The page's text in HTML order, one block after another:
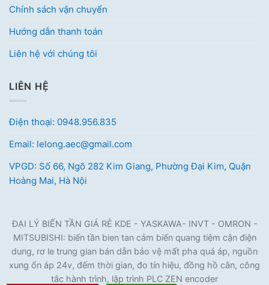
Chính sách vận chuyển
Hướng dẫn thanh toán
Liên hệ với chúng tôi
LIÊN HỆ
Điện thoại: 0948.956.835
Email: lelong.aec@gmail.com
VPGD: Số 66, Ngõ 282 Kim Giang, Phường Đại Kim, Quận
Hoàng Mai, Hà Nội
ĐẠI LÝ BIẾN TẦN GIÁ RẺ KDE - YASKAWA- INVT - OMRON -
MITSUBISHI: biến tần bien tan cảm biến quang tiệm cận điện
dung, rơ le trung gian bán dẫn bảo vệ mất pha quá áp, nguồn
xung ổn áp 24v, đếm thời gian, đo tín hiệu, đồng hồ cân, công
tắc hành trình, lập trình PLC ZEN encoder